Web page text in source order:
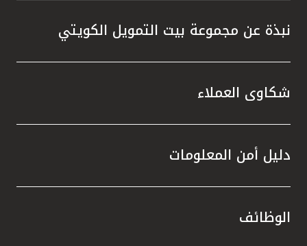
نبذة عن مجموعة بيت التمويل الكويتي
شكاوى العملاء
دليل أمن المعلومات
الوظائف